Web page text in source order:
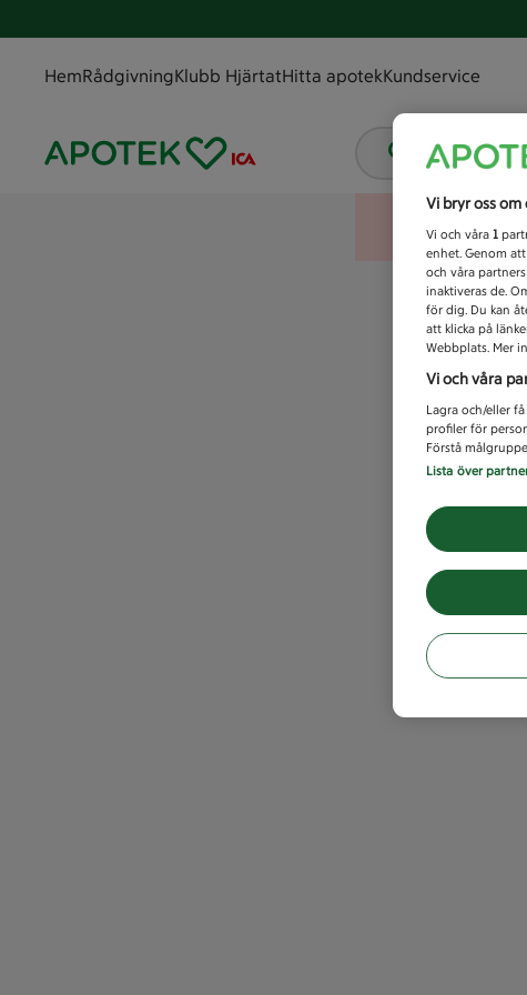
HemRådgivningKlubb HjärtatHitta apotekKundservice
Vad letar
Vi bryr oss
Vi och våra 1
enhet. Genom
och våra
inaktiveras de.
för dig. Du kan
att klicka på
Webbplats. Mer
Vi och våra
Lagra och/eller
profiler för
Förstå
Lista över